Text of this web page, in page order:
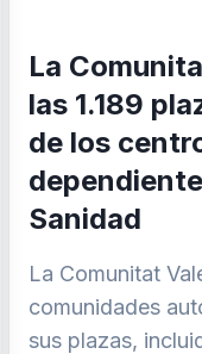
La
las 1.189
de los
Sanidad
La Comunitat
comunidades
sus plazas,